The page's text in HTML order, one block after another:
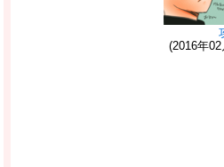
(2016年